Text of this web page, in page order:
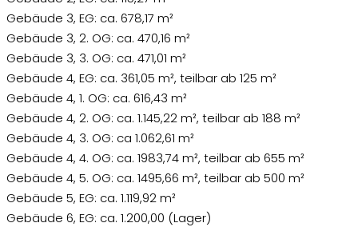
Gebäude 3, EG: ca. 678,17 m²
Gebäude 3, 2. OG: ca. 470,16 m²
Gebäude 3, 3. OG: ca. 471,01 m²
Gebäude 4, EG: ca. 361,05 m², teilbar ab 125 m²
Gebäude 4, 1. OG: ca. 616,43 m²
Gebäude 4, 2. OG: ca. 1.145,22 m², teilbar ab 188 m²
Gebäude 4, 3. OG: ca 1.062,61 m²
Gebäude 4, 4. OG: ca. 1983,74 m², teilbar ab 655 m²
Gebäude 4, 5. OG: ca. 1495,66 m², teilbar ab 500 m²
Gebäude 5, EG: ca. 1.119,92 m²
Gebäude 6, EG: ca. 1.200,00 (Lager)